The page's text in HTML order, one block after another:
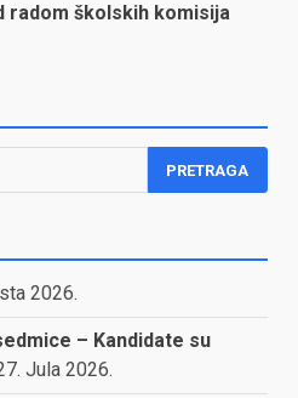
radom školskih komisija
2026.
– Kandidate su
Jula 2026.